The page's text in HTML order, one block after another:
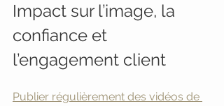
Impact sur l’image, la
confiance et
l’engagement client
Publier régulièrement des vidéos de